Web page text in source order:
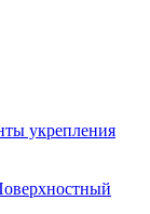
укрепления